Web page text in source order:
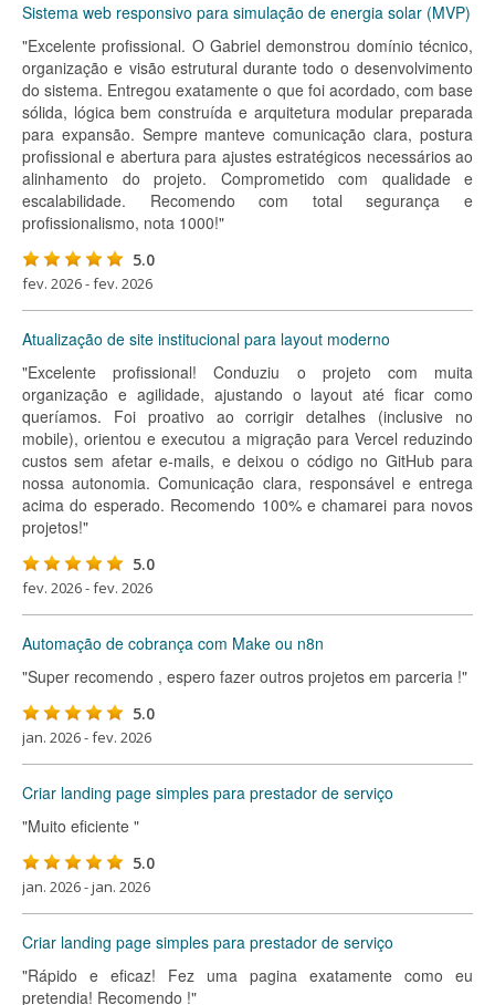
Sistema web responsivo para simulação de energia solar (MVP)
"Excelente profissional. O Gabriel demonstrou domínio técnico,
organização e visão estrutural durante todo o desenvolvimento
do sistema. Entregou exatamente o que foi acordado, com base
sólida, lógica bem construída e arquitetura modular preparada
para expansão. Sempre manteve comunicação clara, postura
profissional e abertura para ajustes estratégicos necessários ao
alinhamento do projeto. Comprometido com qualidade e
escalabilidade. Recomendo com total segurança e
profissionalismo, nota 1000!"
5.0
fev. 2026 - fev. 2026
Atualização de site institucional para layout moderno
"Excelente profissional! Conduziu o projeto com muita
organização e agilidade, ajustando o layout até ficar como
queríamos. Foi proativo ao corrigir detalhes (inclusive no
mobile), orientou e executou a migração para Vercel reduzindo
custos sem afetar e-mails, e deixou o código no GitHub para
nossa autonomia. Comunicação clara, responsável e entrega
acima do esperado. Recomendo 100% e chamarei para novos
projetos!"
5.0
fev. 2026 - fev. 2026
Automação de cobrança com Make ou n8n
"Super recomendo , espero fazer outros projetos em parceria !"
5.0
jan. 2026 - fev. 2026
Criar landing page simples para prestador de serviço
"Muito eficiente "
5.0
jan. 2026 - jan. 2026
Criar landing page simples para prestador de serviço
"Rápido e eficaz! Fez uma pagina exatamente como eu
pretendia! Recomendo !"